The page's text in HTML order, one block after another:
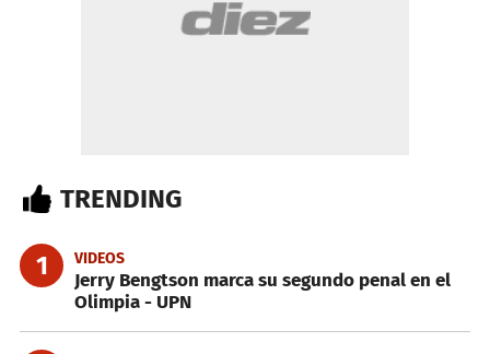
TRENDING
1 VIDEOS
Jerry Bengtson marca su segundo penal en el
Olimpia - UPN